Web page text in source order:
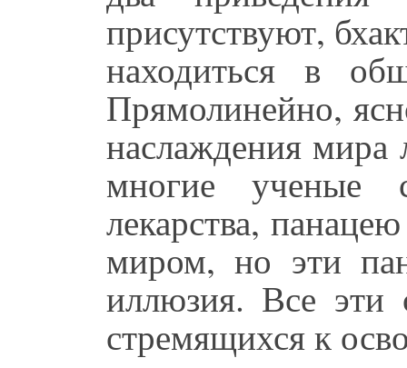
присутствуют,
находиться в
Прямолинейно,
наслаждения мира
многие ученые
лекарства,
миром, но эти
иллюзия. Все эти
стремящихся к